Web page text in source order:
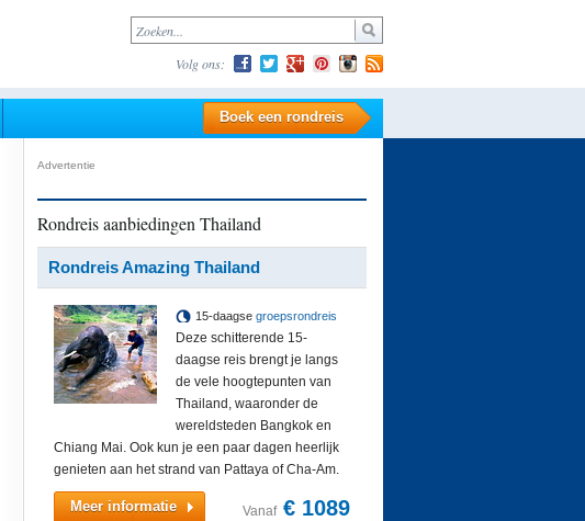
Volg ons:
Boek een rondreis
Advertentie
Rondreis aanbiedingen Thailand
Rondreis Amazing Thailand
15-daagse groepsrondreis
Deze schitterende 15-
daagse reis brengt je langs
de vele hoogtepunten van
Thailand, waaronder de
wereldsteden Bangkok en
Chiang Mai. Ook kun je een paar dagen heerlijk
genieten aan het strand van Pattaya of Cha-Am.
Meer informatie Vanaf € 1089